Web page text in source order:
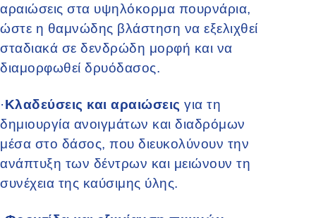
αραιώσεις στα υψηλόκορμα πουρνάρια,
ώστε η θαμνώδης βλάστηση να εξελιχθεί
σταδιακά σε δενδρώδη μορφή και να
διαμορφωθεί δρυόδασος.
·Κλαδεύσεις και αραιώσεις για τη
δημιουργία ανοιγμάτων και διαδρόμων
μέσα στο δάσος, που διευκολύνουν την
ανάπτυξη των δέντρων και μειώνουν τη
συνέχεια της καύσιμης ύλης.